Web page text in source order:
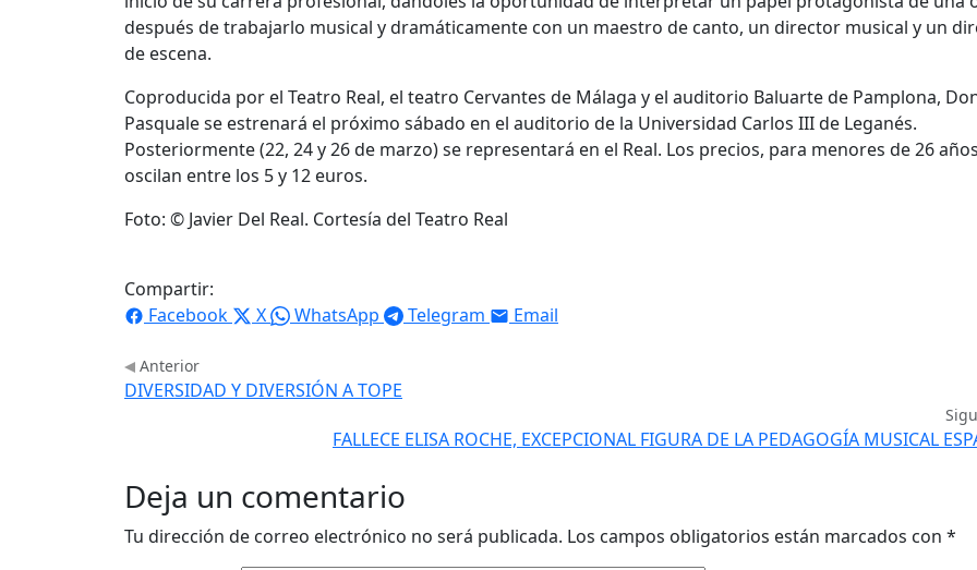
después de trabajarlo musical y dramáticamente con un maestro de canto, un director musical y un
de escena.
Coproducida por el Teatro Real, el teatro Cervantes de Málaga y el auditorio Baluarte de Pamplona,
Pasquale se estrenará el próximo sábado en el auditorio de la Universidad Carlos III de Leganés.
Posteriormente (22, 24 y 26 de marzo) se representará en el Real. Los precios, para menores de 26
oscilan entre los 5 y 12 euros.
Foto: © Javier Del Real. Cortesía del Teatro Real
Compartir:
Facebook
X WhatsApp Telegram Email
Anterior
DIVERSIDAD Y DIVERSIÓN A TOPE
FALLECE ELISA ROCHE, EXCEPCIONAL FIGURA DE LA PEDAGOGÍA MUSICAL
Deja un comentario
Tu dirección de correo electrónico no será publicada. Los campos obligatorios están marcados con *